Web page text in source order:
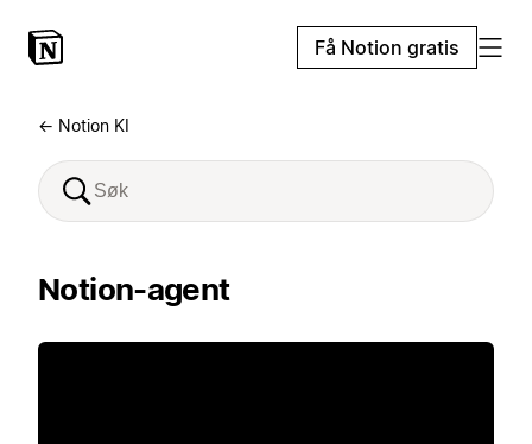
Få Notion gratis
← Notion KI
Notion-agent